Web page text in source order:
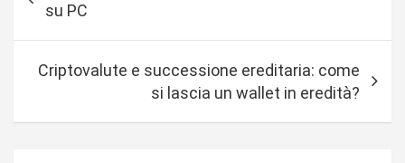
a
su PC
Criptovalute e successione ereditaria: come
si lascia un wallet in eredità?